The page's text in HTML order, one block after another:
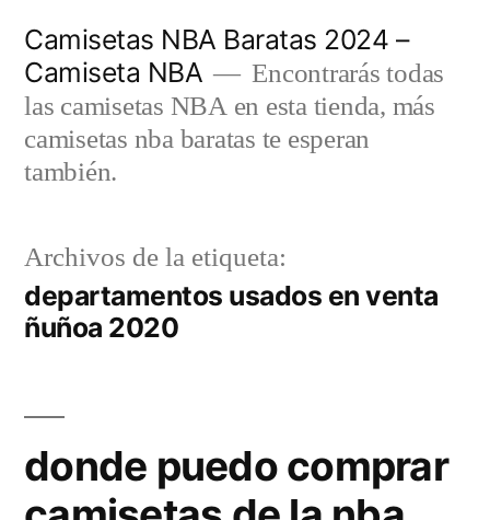
contenido
Camisetas NBA Baratas 2024 –
Camiseta NBA
Encontrarás todas
las camisetas NBA en esta tienda, más
camisetas nba baratas te esperan
también.
Archivos de la etiqueta:
departamentos usados en venta
ñuñoa 2020
donde puedo comprar